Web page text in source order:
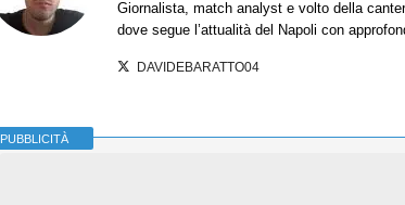
Giornalista, match analyst e volto della
dove segue l’attualità del Napoli con
DAVIDEBARATTO04
PUBBLICITÀ